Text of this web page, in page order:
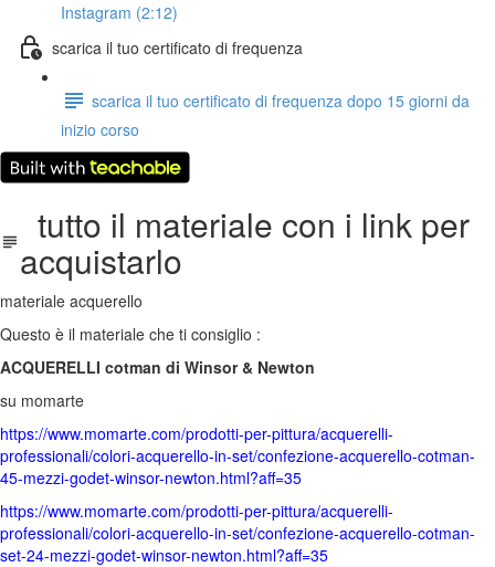
Instagram (2:12)
scarica il tuo certificato di frequenza
scarica il tuo certificato di frequenza dopo 15 giorni da
inizio corso
tutto il materiale con i link per
acquistarlo
materiale acquerello
Questo è il materiale che ti consiglio :
ACQUERELLI cotman di Winsor & Newton
su momarte
https://www.momarte.com/prodotti-per-pittura/acquerelli-
professionali/colori-acquerello-in-set/confezione-acquerello-cotman-
45-mezzi-godet-winsor-newton.html?aff=35
https://www.momarte.com/prodotti-per-pittura/acquerelli-
professionali/colori-acquerello-in-set/confezione-acquerello-cotman-
set-24-mezzi-godet-winsor-newton.html?aff=35